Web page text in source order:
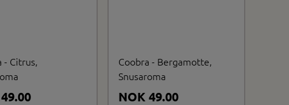
- Citrus,
Coobra - Bergamotte,
Snusaroma
NOK 49.00